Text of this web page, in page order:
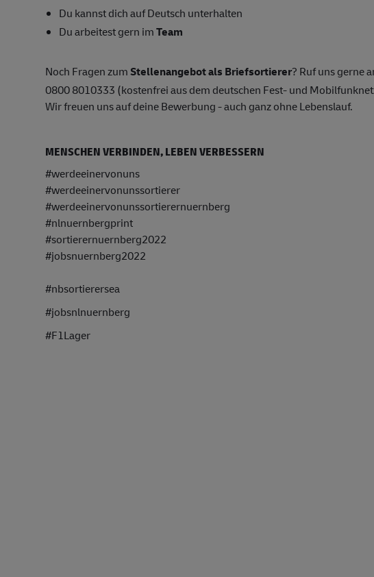
Du kannst dich auf Deutsch unterhalten
Du arbeitest gern imTeam
Noch Fragen zumStellenangebot als Briefsortierer? Ruf uns gerne
0800 8010333 (kostenfrei aus dem deutschen Fest- und
Wir freuen uns auf deine Bewerbung - auch ganz ohne Lebenslauf.
MENSCHEN VERBINDEN, LEBEN VERBESSERN
#werdeeinervonuns
#werdeeinervonunssortierer
#werdeeinervonunssortierernuernberg
#nlnuernbergprint
#sortierernuernberg2022
#jobsnuernberg2022
#nbsortierersea
#jobsnlnuernberg
#F1Lager